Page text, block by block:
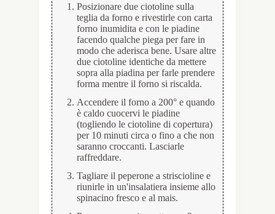
Posizionare due ciotoline sulla
teglia da forno e rivestirle con carta
forno inumidita e con le piadine
facendo qualche piega per fare in
modo che aderisca bene. Usare altre
due ciotoline identiche da mettere
sopra alla piadina per farle prendere
forma mentre il forno si riscalda.
Accendere il forno a 200° e quando
è caldo cuocervi le piadine
(togliendo le ciotoline di copertura)
per 10 minuti circa o fino a che non
saranno croccanti. Lasciarle
raffreddare.
Tagliare il peperone a striscioline e
riunirle in un'insalatiera insieme allo
spinacino fresco e al mais.